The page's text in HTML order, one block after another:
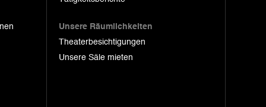
Unsere Räumlichkeiten
Theaterbesichtigungen
Unsere Säle mieten